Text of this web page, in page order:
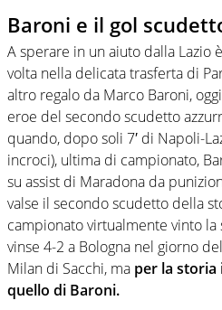
Baroni e il gol
A sperare in un aiuto dalla Lazio
volta nella delicata trasferta di
altro regalo da Marco Baroni,
eroe del secondo scudetto
quando, dopo soli 7′ di Napoli-
incroci), ultima di campionato,
su assist di Maradona da
valse il secondo scudetto della
campionato virtualmente vinto
vinse 4-2 a Bologna nel giorno
Milan di Sacchi, ma per la
quello di Baroni.